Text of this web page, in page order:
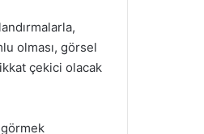
olması, görsel
çekici olacak